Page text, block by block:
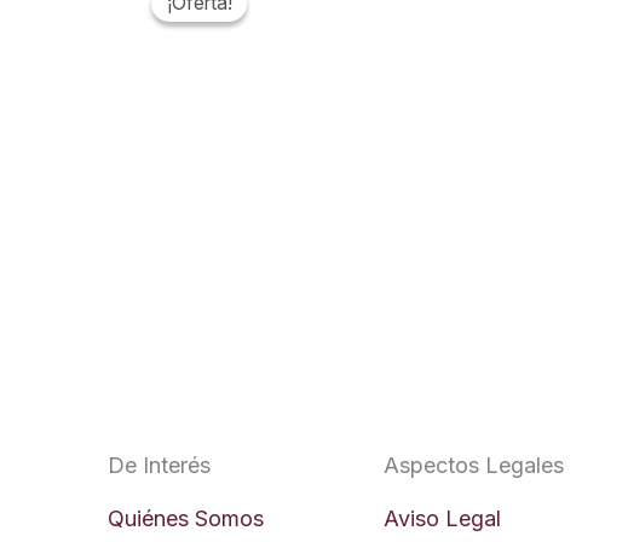
De Interés
Quiénes Somos
Aspectos Legales
Aviso Legal